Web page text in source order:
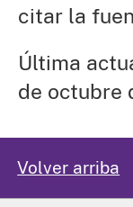
citar la
Última
de octubre
Volver arriba